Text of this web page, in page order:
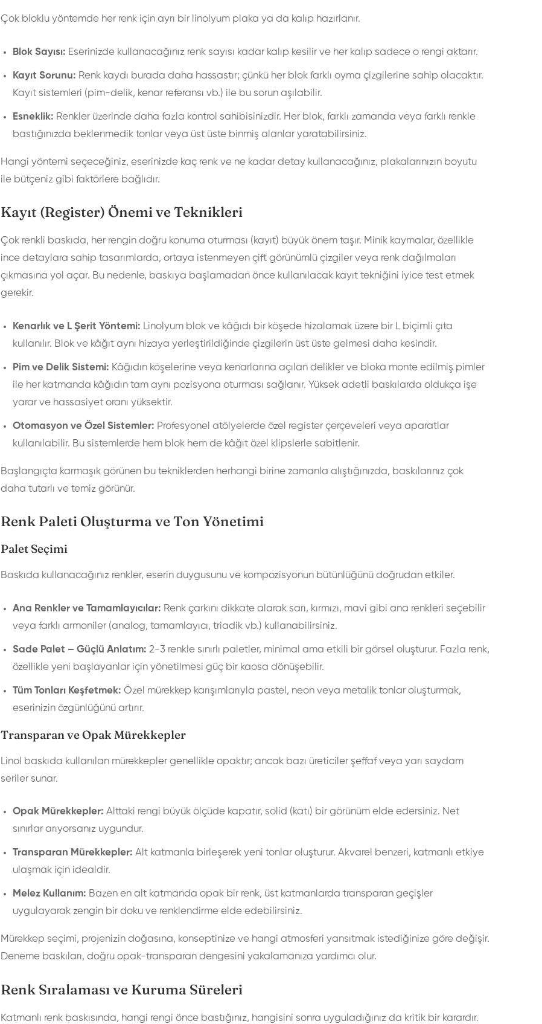
Çok bloklu yöntemde her renk için ayrı bir linolyum plaka ya da kalıp hazırlanır.
Blok Sayısı: Eserinizde kullanacağınız renk sayısı kadar kalıp kesilir ve her kalıp sadece o rengi aktarır.
Kayıt Sorunu: Renk kaydı burada daha hassastır; çünkü her blok farklı oyma çizgilerine sahip olacaktır.
Kayıt sistemleri (pim-delik, kenar referansı vb.) ile bu sorun aşılabilir.
Esneklik: Renkler üzerinde daha fazla kontrol sahibisinizdir. Her blok, farklı zamanda veya farklı renkle
bastığınızda beklenmedik tonlar veya üst üste binmiş alanlar yaratabilirsiniz.
Hangi yöntemi seçeceğiniz, eserinizde kaç renk ve ne kadar detay kullanacağınız, plakalarınızın boyutu
ile bütçeniz gibi faktörlere bağlıdır.
Kayıt (Register) Önemi ve Teknikleri
Çok renkli baskıda, her rengin doğru konuma oturması (kayıt) büyük önem taşır. Minik kaymalar, özellikle
ince detaylara sahip tasarımlarda, ortaya istenmeyen çift görünümlü çizgiler veya renk dağılmaları
çıkmasına yol açar. Bu nedenle, baskıya başlamadan önce kullanılacak kayıt tekniğini iyice test etmek
gerekir.
Kenarlık ve L Şerit Yöntemi: Linolyum blok ve kâğıdı bir köşede hizalamak üzere bir L biçimli çıta
kullanılır. Blok ve kâğıt aynı hizaya yerleştirildiğinde çizgilerin üst üste gelmesi daha kesindir.
Pim ve Delik Sistemi: Kâğıdın köşelerine veya kenarlarına açılan delikler ve bloka monte edilmiş pimler
ile her katmanda kâğıdın tam aynı pozisyona oturması sağlanır. Yüksek adetli baskılarda oldukça işe
yarar ve hassasiyet oranı yüksektir.
Otomasyon ve Özel Sistemler: Profesyonel atölyelerde özel register çerçeveleri veya aparatlar
kullanılabilir. Bu sistemlerde hem blok hem de kâğıt özel klipslerle sabitlenir.
Başlangıçta karmaşık görünen bu tekniklerden herhangi birine zamanla alıştığınızda, baskılarınız çok
daha tutarlı ve temiz görünür.
Renk Paleti Oluşturma ve Ton Yönetimi
Palet Seçimi
Baskıda kullanacağınız renkler, eserin duygusunu ve kompozisyonun bütünlüğünü doğrudan etkiler.
Ana Renkler ve Tamamlayıcılar: Renk çarkını dikkate alarak sarı, kırmızı, mavi gibi ana renkleri seçebilir
veya farklı armoniler (analog, tamamlayıcı, triadik vb.) kullanabilirsiniz.
Sade Palet – Güçlü Anlatım: 2-3 renkle sınırlı paletler, minimal ama etkili bir görsel oluşturur. Fazla renk,
özellikle yeni başlayanlar için yönetilmesi güç bir kaosa dönüşebilir.
Tüm Tonları Keşfetmek: Özel mürekkep karışımlarıyla pastel, neon veya metalik tonlar oluşturmak,
eserinizin özgünlüğünü artırır.
Transparan ve Opak Mürekkepler
Linol baskıda kullanılan mürekkepler genellikle opaktır; ancak bazı üreticiler şeffaf veya yarı saydam
seriler sunar.
Opak Mürekkepler: Alttaki rengi büyük ölçüde kapatır, solid (katı) bir görünüm elde edersiniz. Net
sınırlar arıyorsanız uygundur.
Transparan Mürekkepler: Alt katmanla birleşerek yeni tonlar oluşturur. Akvarel benzeri, katmanlı etkiye
ulaşmak için idealdir.
Melez Kullanım: Bazen en alt katmanda opak bir renk, üst katmanlarda transparan geçişler
uygulayarak zengin bir doku ve renklendirme elde edebilirsiniz.
Mürekkep seçimi, projenizin doğasına, konseptinize ve hangi atmosferi yansıtmak istediğinize göre değişir.
Deneme baskıları, doğru opak-transparan dengesini yakalamanıza yardımcı olur.
Renk Sıralaması ve Kuruma Süreleri
Katmanlı renk baskısında, hangi rengi önce bastığınız, hangisini sonra uyguladığınız da kritik bir karardır.